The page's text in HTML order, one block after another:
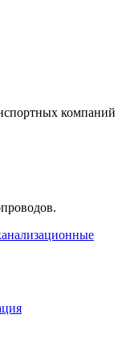
компаний